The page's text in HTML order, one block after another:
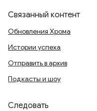
Связанный контент
Обновления Хрома
Истории успеха
Отправить в архив
Подкасты и шоу
Следовать